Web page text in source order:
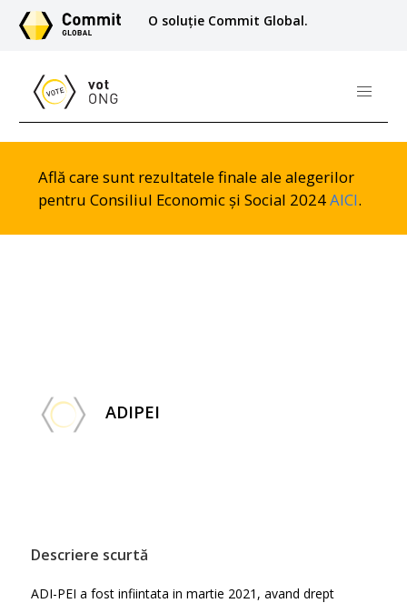
O soluție Commit Global.
Află care sunt rezultatele finale ale alegerilor
pentru Consiliul Economic și Social 2024AICI.
ADIPEI
Descriere scurtă
ADI-PEI a fost infiintata in martie 2021, avand drept